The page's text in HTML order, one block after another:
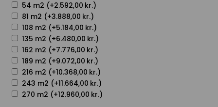
54 m2 (+2.592,00 kr.)
81 m2 (+3.888,00 kr.)
108 m2 (+5.184,00 kr.)
135 m2 (+6.480,00 kr.)
162 m2 (+7.776,00 kr.)
189 m2 (+9.072,00 kr.)
216 m2 (+10.368,00 kr.)
243 m2 (+11.664,00 kr.)
270 m2 (+12.960,00 kr.)